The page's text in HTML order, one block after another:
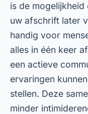
is de
uw afschrift later
handig voor
alles in één keer
een actieve
ervaringen
stellen. Deze
minder